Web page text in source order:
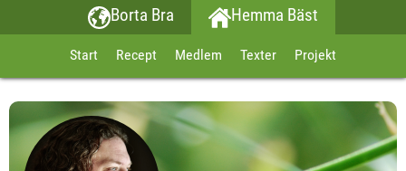
Borta Bra Hemma Bäst
Start Recept Medlem Texter Projekt